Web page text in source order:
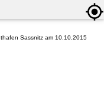
Sassnitz am 10.10.2015